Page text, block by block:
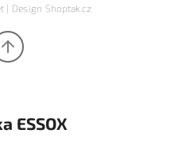
| Design Shoptak.cz
ESSOX